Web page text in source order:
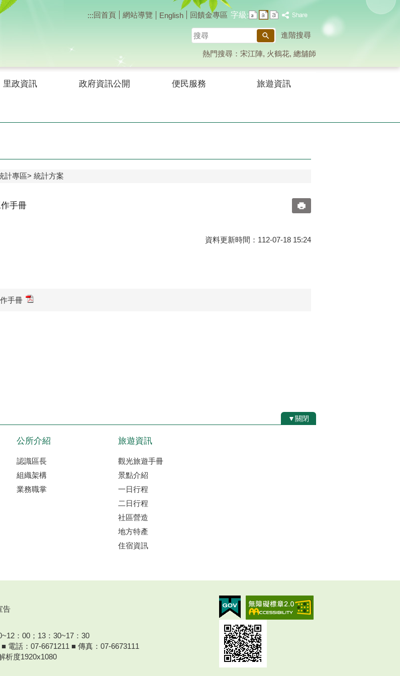
:::回首頁 網站導覽 English 回饋金專區 字級:
搜
尋
進階搜尋
熱門搜尋： 宋江陣 火鶴花 總舖師
里政資訊 政府資訊公開 便民服務 旅遊資訊
計專區 統計方案
手冊
資料更新時間：112-07-18 15:24
手冊
▼關閉
公所介紹
認識區長
組織架構
業務職掌
旅遊資訊
觀光旅遊手冊
景點介紹
一日行程
二日行程
社區營造
地方特產
住宿資訊
告
：00；13：30~17：30
電話：07-6671211 ■ 傳真：07-6673111
析度1920x1080